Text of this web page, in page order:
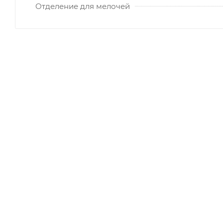
Отделение для мелочей